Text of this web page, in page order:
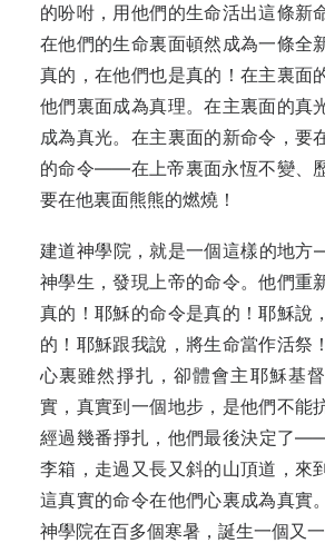
的吩咐，用他們的生命活出這條新
在他們的生命裏面頓然成為一條全
真的，在他們也是真的！在主裏面
他們裏面成為真理。在主裏面的真
成為真光。在主裏面的新命令，要
的命令——在上帝裏面永恆不變、
要在他裏面熊熊的燃燒！
建道神學院，就是一個這樣的地
神學生，發現上帝的命令。他們重
真的！耶穌的命令是真的！耶穌說
的！耶穌跟我說，將生命當作活祭
心裏雖然掙扎，卻體會主耶穌基
實，真實到一個地步，是他們不能
經過幾番掙扎，他們最後決定了
李箱，走過又長又斜的山頂道，來
這真實的命令在他們心裏成為真實
神學院在百多個寒暑，誕生一個又一